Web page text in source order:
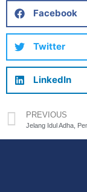
Facebook
Twitter
LinkedIn
PREVIOUS